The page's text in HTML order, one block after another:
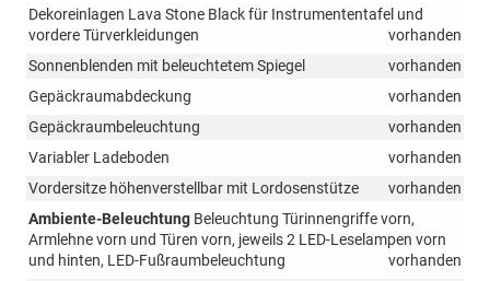
Dekoreinlagen Lava Stone Black für Instrumententafel und
vordere Türverkleidungen
vorhanden
Sonnenblenden mit beleuchtetem Spiegel
vorhanden
Gepäckraumabdeckung
vorhanden
Gepäckraumbeleuchtung
vorhanden
Variabler Ladeboden
vorhanden
Vordersitze höhenverstellbar mit Lordosenstütze
vorhanden
Ambiente-Beleuchtung Beleuchtung Türinnengriffe vorn,
Armlehne vorn und Türen vorn, jeweils 2 LED-Leselampen vorn
und hinten, LED-Fußraumbeleuchtung
vorhanden